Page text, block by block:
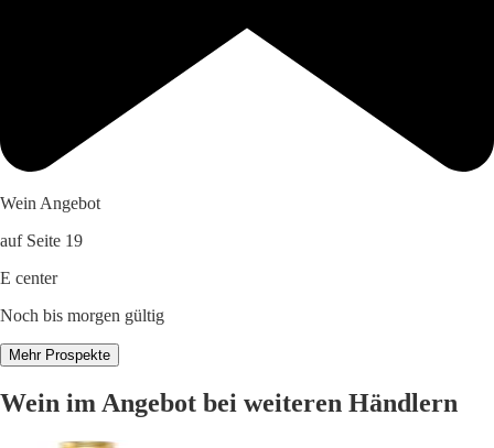
Wein Angebot
auf Seite 19
E center
Noch bis morgen gültig
Mehr Prospekte
Wein im Angebot bei weiteren Händlern